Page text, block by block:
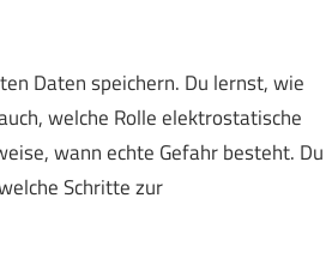
Daten speichern. Du lernst, wie
welche Rolle elektrostatische
wann echte Gefahr besteht. Du
Schritte zur